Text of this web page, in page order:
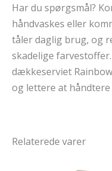
Har du spørgsmål?
håndvaskes eller
tåler daglig brug, og
skadelige
dækkeserviet
og lettere at
Relaterede varer